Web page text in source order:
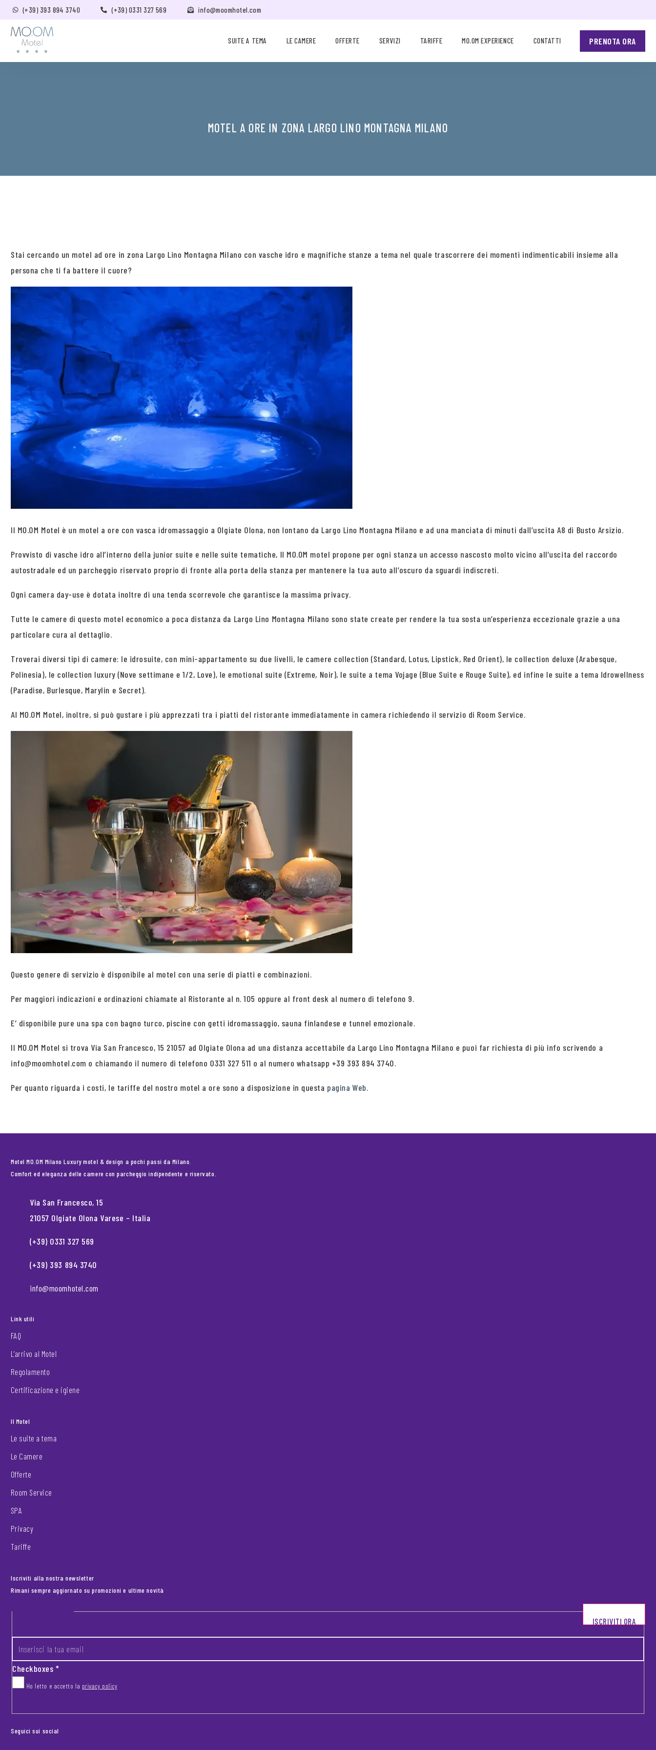
(+39) 393 894 3740 (+39) 0331 327 569 info@moomhotel.com
SUITE A TEMA LE CAMERE OFFERTE SERVIZI TARIFFE MO.OM EXPERIENCE CONTATTI PRENOTA ORA
MOTEL A ORE IN ZONA LARGO LINO MONTAGNA MILANO
Stai cercando un motel ad ore in zona Largo Lino Montagna Milano con vasche idro e magnifiche stanze a tema nel quale trascorrere dei momenti indimenticabili insieme alla
persona che ti fa battere il cuore?
Il MO.OM Motel è un motel a ore con vasca idromassaggio a Olgiate Olona, non lontano da Largo Lino Montagna Milano e ad una manciata di minuti dall’uscita A8 di Busto Arsizio.
Provvisto di vasche idro all’interno della junior suite e nelle suite tematiche, Il MO.OM motel propone per ogni stanza un accesso nascosto molto vicino all’uscita del raccordo
autostradale ed un parcheggio riservato proprio di fronte alla porta della stanza per mantenere la tua auto all’oscuro da sguardi indiscreti.
Ogni camera day-use è dotata inoltre di una tenda scorrevole che garantisce la massima privacy.
Tutte le camere di questo motel economico a poca distanza da Largo Lino Montagna Milano sono state create per rendere la tua sosta un’esperienza eccezionale grazie a una
particolare cura al dettaglio.
Troverai diversi tipi di camere: le idrosuite, con mini-appartamento su due livelli, le camere collection (Standard, Lotus, Lipstick, Red Orient), le collection deluxe (Arabesque,
Polinesia), le collection luxury (Nove settimane e 1/2, Love), le emotional suite (Extreme, Noir), le suite a tema Vojage (Blue Suite e Rouge Suite), ed infine le suite a tema Idrowellness
(Paradise, Burlesque, Marylin e Secret).
Al MO.OM Motel, inoltre, si può gustare i più apprezzati tra i piatti del ristorante immediatamente in camera richiedendo il servizio di Room Service.
Questo genere di servizio è disponibile al motel con una serie di piatti e combinazioni.
Per maggiori indicazioni e ordinazioni chiamate al Ristorante al n. 105 oppure al front desk al numero di telefono 9.
E’ disponibile pure una spa con bagno turco, piscine con getti idromassaggio, sauna finlandese e tunnel emozionale.
Il MO.OM Motel si trova Via San Francesco, 15 21057 ad Olgiate Olona ad una distanza accettabile da Largo Lino Montagna Milano e puoi far richiesta di più info scrivendo a
info@moomhotel.com o chiamando il numero di telefono 0331 327 511 o al numero whatsapp +39 393 894 3740.
Per quanto riguarda i costi, le tariffe del nostro motel a ore sono a disposizione in questa pagina Web.
Motel MO.OM Milano Luxury motel & design a pochi passi da Milano.
Comfort ed eleganza delle camere con parcheggio indipendente e riservato.
Via San Francesco, 15
21057 Olgiate Olona Varese – Italia
(+39) 0331 327 569
(+39) 393 894 3740
info@moomhotel.com
Link utili
FAQ
L’arrivo al Motel
Regolamento
Certificazione e igiene
Il Motel
Le suite a tema
Le Camere
Offerte
Room Service
SPA
Privacy
Tariffe
Iscriviti alla nostra newsletter
Rimani sempre aggiornato su promozioni e ultime novità
Footer newsletter
Checkboxes*
Ho letto e accetto la privacy policy
ISCRIVITI ORA
Seguici sui social